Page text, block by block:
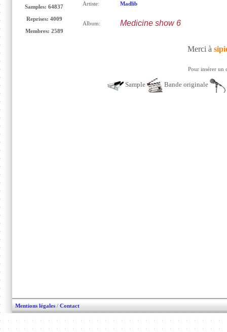
Samples: 64837
Reprises: 4009
Membres: 2589
Artiste: Madlib
Album: Medicine show 6
Merci à
Pour insérer un
Sample Bande originale
Mentions légales / Contact